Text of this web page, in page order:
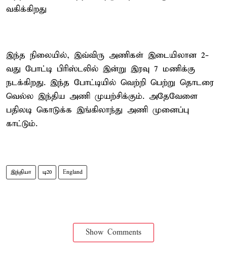
வகிக்கிறது
இந்த நிலையில், இவ்விரு அணிகள் இடையிலான 2-
வது போட்டி பிரிஸ்டலில் இன்று இரவு 7 மணிக்கு
நடக்கிறது. இந்த போட்டியில் வெற்றி பெற்று தொடரை
வெல்ல இந்திய அணி முயற்சிக்கும். அதேவேளை
பதிலடி கொடுக்க இங்கிலாந்து அணி முனைப்பு
காட்டும்.
இந்தியா டி20 England
Show Comments